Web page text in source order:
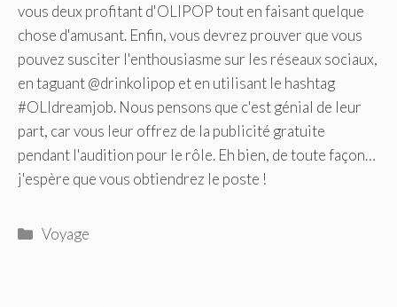
vous deux profitant d'OLIPOP tout en faisant quelque
chose d'amusant. Enfin, vous devrez prouver que vous
pouvez susciter l'enthousiasme sur les réseaux sociaux,
en taguant @drinkolipop et en utilisant le hashtag
#OLIdreamjob. Nous pensons que c'est génial de leur
part, car vous leur offrez de la publicité gratuite
pendant l'audition pour le rôle. Eh bien, de toute façon…
j'espère que vous obtiendrez le poste !
Catégories
Voyage